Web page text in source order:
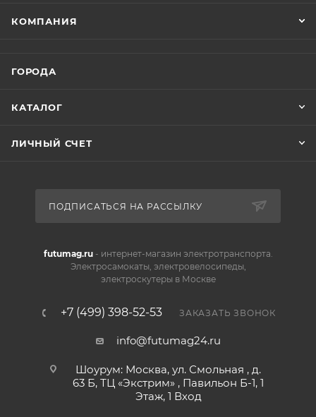
КОМПАНИЯ
ГОРОДА
КАТАЛОГ
ЛИЧНЫЙ СЧЕТ
ПОДПИСАТЬСЯ НА РАССЫЛКУ
futumag.ru- интернет-магазин электротранспорта.
Электросамокаты, электровелосипеды,
электроскутеры в Москве
+7 (499) 398-52-53 ЗАКАЗАТЬ ЗВОНОК
info@futumag24.ru
Шоурум: Москва, ул. Смольная , д.
63 Б, ТЦ «Экстрим» , Павильон Б-1, 1
Этаж, 1 Вход